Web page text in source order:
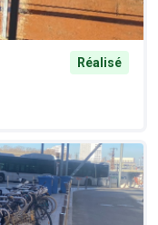
Réalisé